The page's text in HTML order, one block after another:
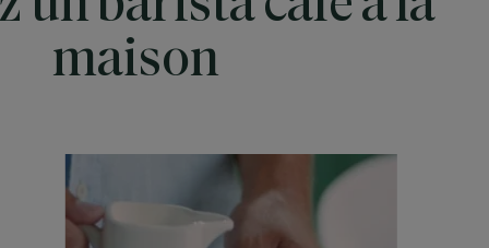
maison